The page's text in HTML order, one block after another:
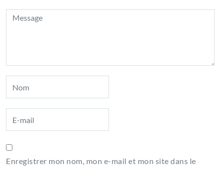
Enregistrer mon nom, mon e-mail et mon site dans le